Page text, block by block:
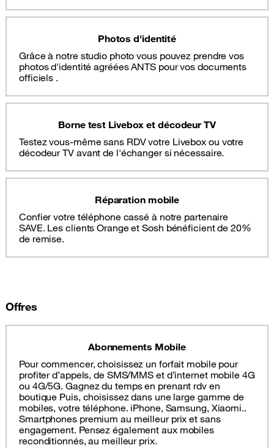
Photos d'identité
Grâce à notre studio photo vous pouvez prendre vos
photos d'identité agréées ANTS pour vos documents
officiels .
Borne test Livebox et décodeur TV
Testez vous-même sans RDV votre Livebox ou votre
décodeur TV avant de l'échanger si nécessaire.
Réparation mobile
Confier votre téléphone cassé à notre partenaire
SAVE. Les clients Orange et Sosh bénéficient de 20%
de remise.
Offres
Abonnements Mobile
Pour commencer, choisissez un forfait mobile pour
profiter d’appels, de SMS/MMS et d’internet mobile 4G
ou 4G/5G. Gagnez du temps en prenant rdv en
boutique Puis, choisissez dans une large gamme de
mobiles, votre téléphone. iPhone, Samsung, Xiaomi..
Smartphones premium au meilleur prix et sans
engagement. Pensez également aux mobiles
reconditionnés, au meilleur prix.